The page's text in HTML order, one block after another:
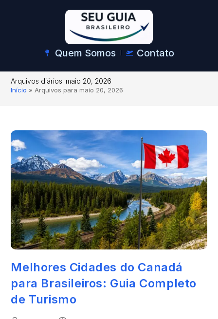
Quem Somos Contato
Arquivos diários: maio 20, 2026
Início » Arquivos para maio 20, 2026
Melhores Cidades do Canadá
para Brasileiros: Guia Completo
de Turismo